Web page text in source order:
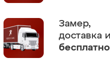
Замер,
доставка
бесплатно